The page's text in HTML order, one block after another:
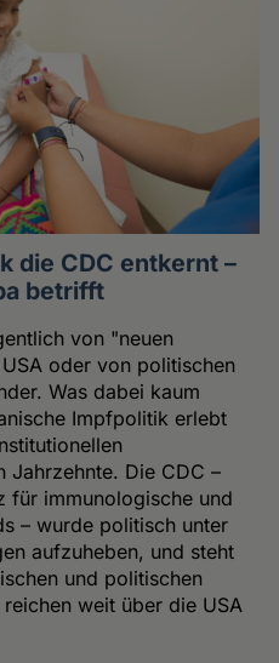
die CDC entkernt –
betrifft
von "neuen
oder von politischen
Was dabei kaum
Impfpolitik erlebt
Jahrzehnte. Die CDC –
für immunologische und
– wurde politisch unter
aufzuheben, und steht
und politischen
weit über die USA